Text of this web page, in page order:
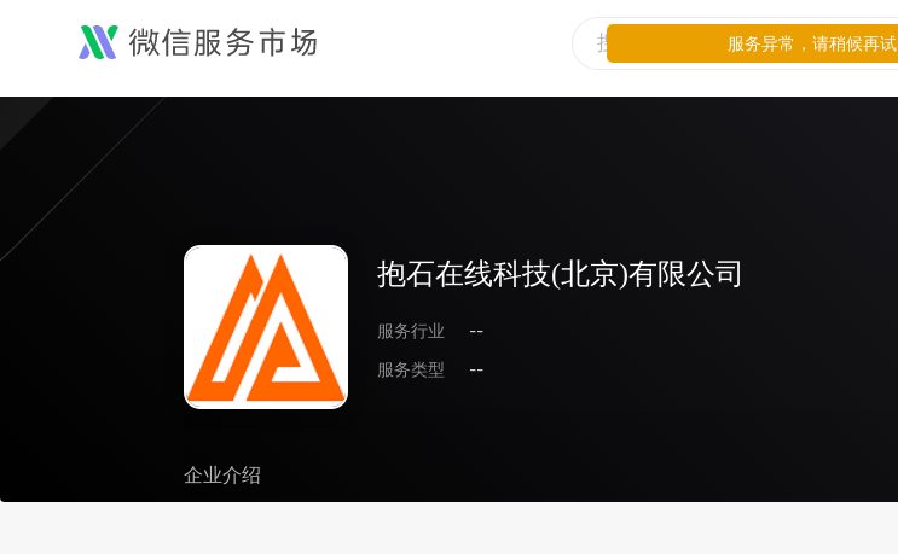
抱石在线科技(北京)有限公司
服务行业
--
服务类型
--
企业介绍
服务异常，请稍候再试